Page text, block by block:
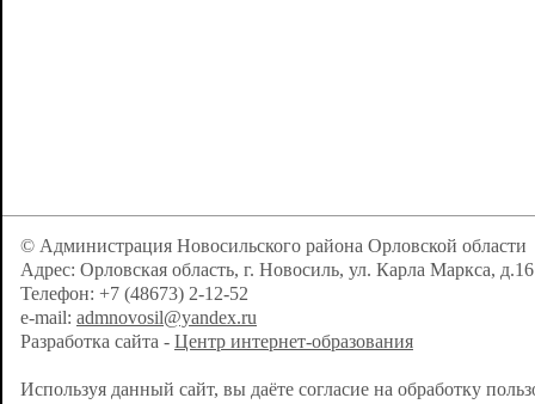
© Администрация Новосильского района Орловской области
Адрес: Орловская область, г. Новосиль, ул. Карла Маркса, д.16
Телефон: +7 (48673) 2-12-52
e-mail: admnovosil@yandex.ru
Разработка сайта - Центр интернет-образования
Используя данный сайт, вы даёте согласие на обработку